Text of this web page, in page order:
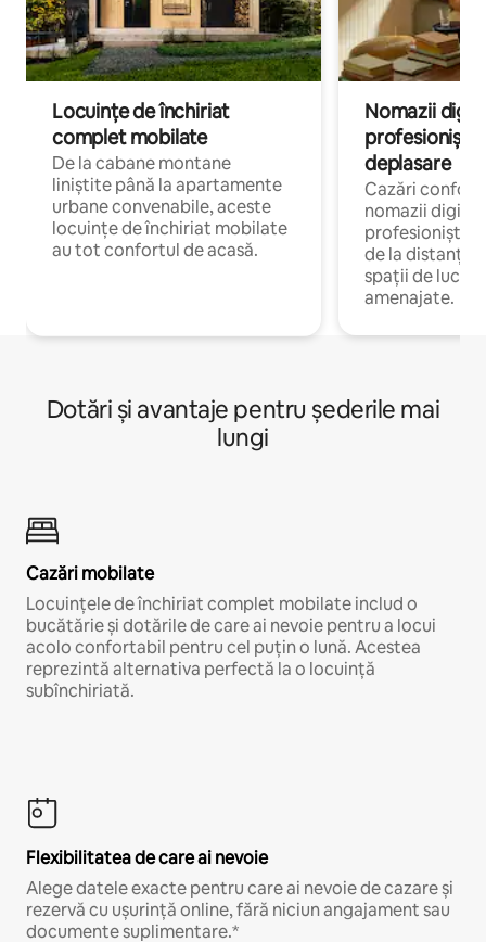
Locuințe de închiriat
complet mobilate
De la cabane montane
liniștite până la apartamente
urbane convenabile, aceste
locuințe de închiriat mobilate
au tot confortul de acasă.
Nomazii
profesioniștii
deplasare
Cazări
nomazii
profesioniștii
de la distanță,
spații de lucru
amenajate.
Dotări și avantaje pentru șederile mai
lungi
Cazări mobilate
Locuințele de închiriat complet mobilate includ o
bucătărie și dotările de care ai nevoie pentru a locui
acolo confortabil pentru cel puțin o lună. Acestea
reprezintă alternativa perfectă la o locuință
subînchiriată.
Flexibilitatea de care ai nevoie
Alege datele exacte pentru care ai nevoie de cazare și
rezervă cu ușurință online, fără niciun angajament sau
documente suplimentare.*